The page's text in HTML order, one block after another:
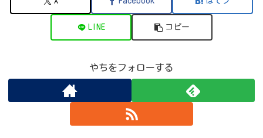
LINE コピー
やちをフォローする